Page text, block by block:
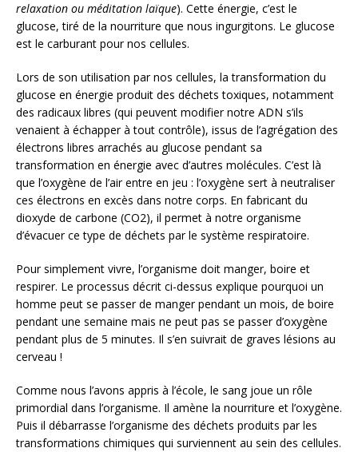
relaxation ou méditation laïque). Cette énergie, c’est le
glucose, tiré de la nourriture que nous ingurgitons. Le glucose
est le carburant pour nos cellules.
Lors de son utilisation par nos cellules, la transformation du
glucose en énergie produit des déchets toxiques, notamment
des radicaux libres (qui peuvent modifier notre ADN s’ils
venaient à échapper à tout contrôle), issus de l’agrégation des
électrons libres arrachés au glucose pendant sa
transformation en énergie avec d’autres molécules. C’est là
que l’oxygène de l’air entre en jeu : l’oxygène sert à neutraliser
ces électrons en excès dans notre corps. En fabricant du
dioxyde de carbone (CO2), il permet à notre organisme
d’évacuer ce type de déchets par le système respiratoire.
Pour simplement vivre, l’organisme doit manger, boire et
respirer. Le processus décrit ci-dessus explique pourquoi un
homme peut se passer de manger pendant un mois, de boire
pendant une semaine mais ne peut pas se passer d’oxygène
pendant plus de 5 minutes. Il s’en suivrait de graves lésions au
cerveau !
Comme nous l’avons appris à l’école, le sang joue un rôle
primordial dans l’organisme. Il amène la nourriture et l’oxygène.
Puis il débarrasse l’organisme des déchets produits par les
transformations chimiques qui surviennent au sein des cellules.